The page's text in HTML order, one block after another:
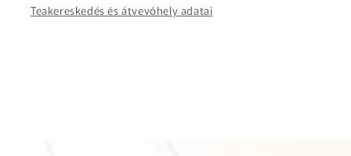
Teakereskedés és átvevőhely adatai